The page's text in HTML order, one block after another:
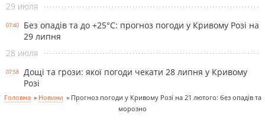
29 июля
07:40
Без опадів та до +25°С: прогноз погоди у Кривому Розі на
29 липня
28 июля
07:58
Дощі та грози: якої погоди чекати 28 липня у Кривому
Розі
Головна » Новини » Прогноз погоди у Кривому Розі на 21 лютого: без опадів та
морозно